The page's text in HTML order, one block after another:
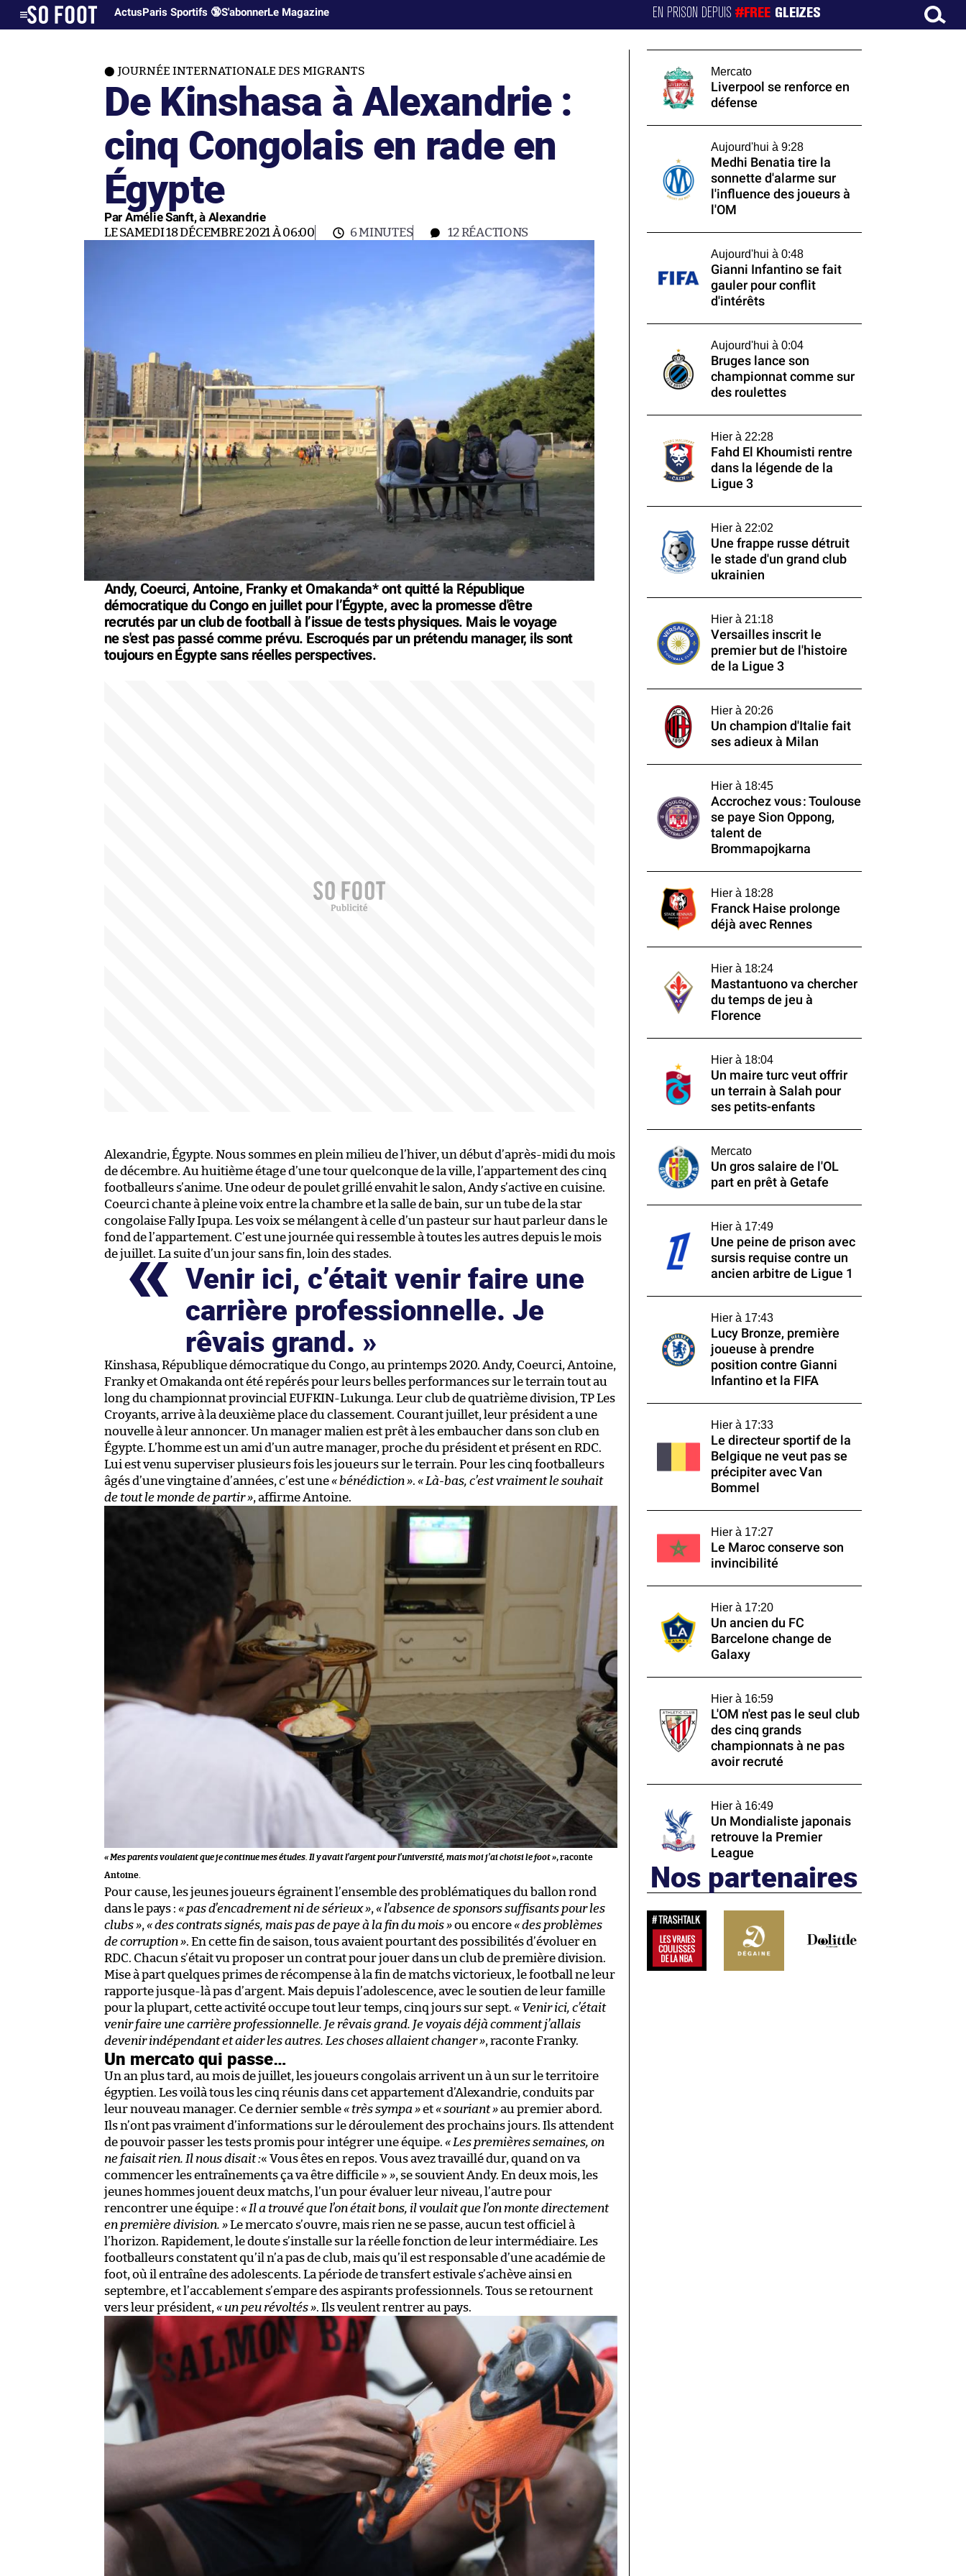
ActusParis Sportifs 🔞S'abonnerLe Magazine EN PRISON DEPUIS#FREE GLEIZES
JOURNÉE INTERNATIONALE DES MIGRANTS
De Kinshasa à Alexandrie :
cinq Congolais en rade en
Égypte
Par Amélie Sanft, à Alexandrie
LE SAMEDI 18 DÉCEMBRE 2021 À 06:00 6 MINUTES 12RÉACTIONS
Andy, Coeurci, Antoine, Franky et Omakanda* ont quitté la République
démocratique du Congo en juillet pour l’Égypte, avec la promesse d'être
recrutés par un club de football à l’issue de tests physiques. Mais le voyage
ne s'est pas passé comme prévu. Escroqués par un prétendu manager, ils sont
toujours en Égypte sans réelles perspectives.
Alexandrie, Égypte. Nous sommes en plein milieu de l’hiver, un début d’après-midi du mois
de décembre. Au huitième étage d’une tour quelconque de la ville, l’appartement des cinq
footballeurs s’anime. Une odeur de poulet grillé envahit le salon, Andy s’active en cuisine.
Coeurci chante à pleine voix entre la chambre et la salle de bain, sur un tube de la star
congolaise Fally Ipupa. Les voix se mélangent à celle d’un pasteur sur haut parleur dans le
fond de l’appartement. C’est une journée qui ressemble à toutes les autres depuis le mois
de juillet. La suite d’un jour sans fin, loin des stades.
Venir ici, c’était venir faire une
carrière professionnelle. Je
rêvais grand.
Kinshasa, République démocratique du Congo, au printemps 2020. Andy, Coeurci, Antoine,
Franky et Omakanda ont été repérés pour leurs belles performances sur le terrain tout au
long du championnat provincial EUFKIN-Lukunga. Leur club de quatrième division, TP Les
Croyants, arrive à la deuxième place du classement. Courant juillet, leur président a une
nouvelle à leur annoncer. Un manager malien est prêt à les embaucher dans son club en
Égypte. L’homme est un ami d’un autre manager, proche du président et présent en RDC.
Lui est venu superviser plusieurs fois les joueurs sur le terrain. Pour les cinq footballeurs
âgés d’une vingtaine d’années, c’est une« bénédiction ». « Là-bas, c’est vraiment le souhait
de tout le monde de partir », affirme Antoine.
« Mes parents voulaient que je continue mes études. Il y avait l’argent pour l’université, mais moi j’ai choisi le foot », raconte
Antoine.
Pour cause, les jeunes joueurs égrainent l’ensemble des problématiques du ballon rond
dans le pays : « pas d’encadrement ni de sérieux », « l’absence de sponsors suffisants pour les
clubs », « des contrats signés, mais pas de paye à la fin du mois »ou encore« des problèmes
de corruption ». En cette fin de saison, tous avaient pourtant des possibilités d’évoluer en
RDC. Chacun s’était vu proposer un contrat pour jouer dans un club de première division.
Mise à part quelques primes de récompense à la fin de matchs victorieux, le football ne leur
rapporte jusque-là pas d’argent. Mais depuis l’adolescence, avec le soutien de leur famille
pour la plupart, cette activité occupe tout leur temps, cinq jours sur sept. « Venir ici, c’était
venir faire une carrière professionnelle. Je rêvais grand. Je voyais déjà comment j’allais
devenir indépendant et aider les autres. Les choses allaient changer », raconte Franky.
Un mercato qui passe…
Un an plus tard, au mois de juillet, les joueurs congolais arrivent un à un sur le territoire
égyptien. Les voilà tous les cinq réunis dans cet appartement d’Alexandrie, conduits par
leur nouveau manager. Ce dernier semble« très sympa »et« souriant »au premier abord.
Ils n’ont pas vraiment d’informations sur le déroulement des prochains jours. Ils attendent
de pouvoir passer les tests promis pour intégrer une équipe. « Les premières semaines, on
ne faisait rien. Il nous disait :« Vous êtes en repos. Vous avez travaillé dur, quand on va
commencer les entraînements ça va être difficile » », se souvient Andy. En deux mois, les
jeunes hommes jouent deux matchs, l’un pour évaluer leur niveau, l’autre pour
rencontrer une équipe : « Il a trouvé que l’on était bons, il voulait que l’on monte directement
en première division. »Le mercato s’ouvre, mais rien ne se passe, aucun test officiel à
l’horizon. Rapidement, le doute s’installe sur la réelle fonction de leur intermédiaire. Les
footballeurs constatent qu’il n’a pas de club, mais qu’il est responsable d’une académie de
foot, où il entraîne des adolescents. La période de transfert estivale s’achève ainsi en
septembre, et l’accablement s’empare des aspirants professionnels. Tous se retournent
vers leur président, « un peu révoltés ». Ils veulent rentrer au pays.
Mercato
Liverpool se renforce en
défense
Aujourd'hui à 9:28
Medhi Benatia tire la
sonnette d'alarme sur
l'influence des joueurs à
l'OM
Aujourd'hui à 0:48
Gianni Infantino se fait
gauler pour conflit
d'intérêts
Aujourd'hui à 0:04
Bruges lance son
championnat comme sur
des roulettes
Hier à 22:28
Fahd El Khoumisti rentre
dans la légende de la
Ligue 3
Hier à 22:02
Une frappe russe détruit
le stade d'un grand club
ukrainien
Hier à 21:18
Versailles inscrit le
premier but de l'histoire
de la Ligue 3
Hier à 20:26
Un champion d'Italie fait
ses adieux à Milan
Hier à 18:45
Accrochez vous : Toulouse
se paye Sion Oppong,
talent de
Brommapojkarna
Hier à 18:28
Franck Haise prolonge
déjà avec Rennes
Hier à 18:24
Mastantuono va chercher
du temps de jeu à
Florence
Hier à 18:04
Un maire turc veut offrir
un terrain à Salah pour
ses petits-enfants
Mercato
Un gros salaire de l'OL
part en prêt à Getafe
Hier à 17:49
Une peine de prison avec
sursis requise contre un
ancien arbitre de Ligue 1
Hier à 17:43
Lucy Bronze, première
joueuse à prendre
position contre Gianni
Infantino et la FIFA
Hier à 17:33
Le directeur sportif de la
Belgique ne veut pas se
précipiter avec Van
Bommel
Hier à 17:27
Le Maroc conserve son
invincibilité
Hier à 17:20
Un ancien du FC
Barcelone change de
Galaxy
Hier à 16:59
L'OM n'est pas le seul club
des cinq grands
championnats à ne pas
avoir recruté
Hier à 16:49
Un Mondialiste japonais
retrouve la Premier
League
Nos partenaires